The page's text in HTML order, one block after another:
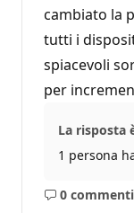
cambiato la
tutti i
spiacevoli
per
La risposta
1 persona
0 commenti
Nessun